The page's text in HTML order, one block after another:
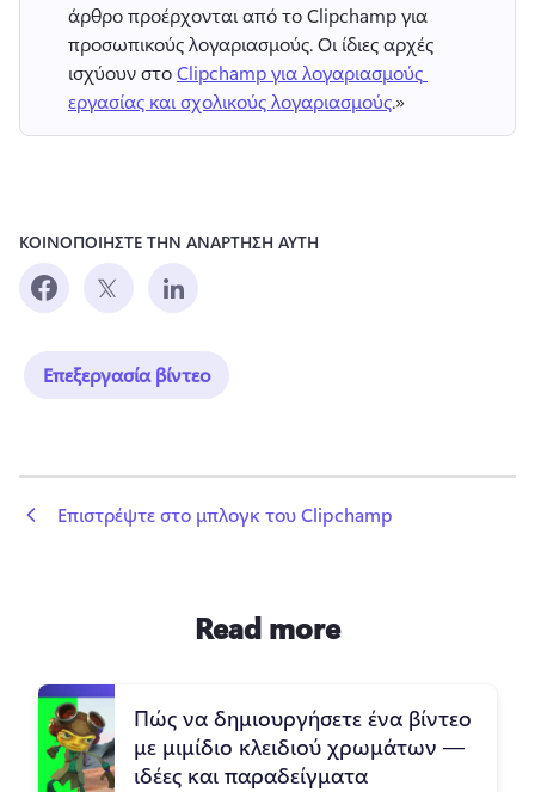
άρθρο προέρχονται από το Clipchamp για
προσωπικούς λογαριασμούς. Οι ίδιες αρχές
ισχύουν στο Clipchamp για λογαριασμούς
εργασίας και σχολικούς λογαριασμούς.»
ΚΟΙΝΟΠΟΙΗΣΤΕ ΤΗΝ ΑΝΑΡΤΗΣΗ ΑΥΤΗ
Επεξεργασία βίντεο
Επιστρέψτε στο μπλογκ του Clipchamp
Read more
Πώς να δημιουργήσετε ένα βίντεο
με μιμίδιο κλειδιού χρωμάτων —
ιδέες και παραδείγματα